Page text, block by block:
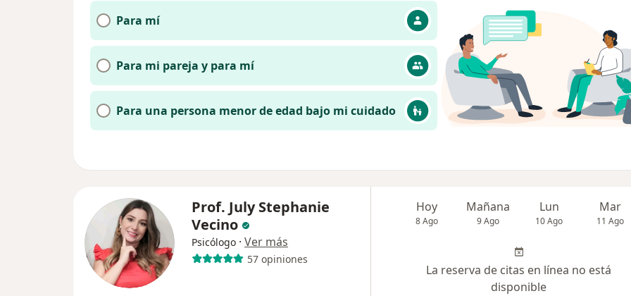
Para mí
Para mi pareja y para mí
Para una persona menor de edad bajo mi cuidado
Prof. July Stephanie
Vecino
Psicólogo · Ver más
57 opiniones
Hoy
8 Ago
Mañana
9 Ago
Lun
10 Ago
Mar
11 Ago
La reserva de citas en línea no está
disponible